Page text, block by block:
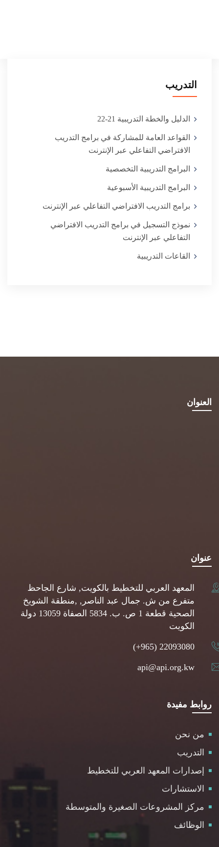
التدريب
الدليل والخطة التدريبية 21-22
القواعد العامة للمشاركة في برامج التدريب
البرامج التدريبية التخصصية
البرامج التدريبية الأسبوعية
برامج التدريب الافتراضي التفاعلي عبر الإنترنت
نموذج التسجيل في برامج التدريب الافتراضي
التفاعلي عبر الإنترنت
القاعات التدريبية
العنوان
عنوان
المعهد العربي للتخطيط بالكويت, شارع الجاحظ
متفرع من ش. جمال عبد الناصر, ,منطقة الشويخ
الصحية قطعة 1 ص. ب. 5834 الصفاة 13059 دولة
الكويت
(+965) 22093080
api@api.org.kw
روابط مفيدة
من نحن
التدريب
إصدارات المعهد العربي للتخطيط
الاستشارات
مركز المشروعات الصغيرة والمتوسطة
الوظائف